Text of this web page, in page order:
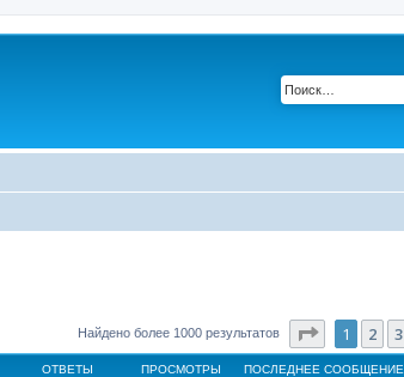
Найдено более 1000 результатов Страница
1 2 3
ОТВЕТЫ ПРОСМОТРЫ ПОСЛЕДНЕЕ СООБЩЕНИЕ